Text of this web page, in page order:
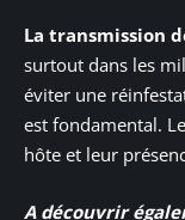
La transmission
surtout dans les
éviter une
est fondamental.
hôte et leur
A découvrir